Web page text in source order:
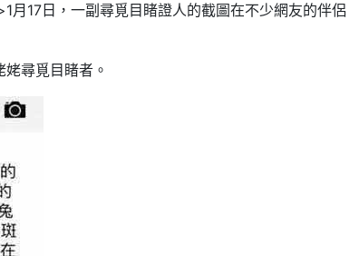
17日，一副尋覓目睹證人的截圖在不少網友的伴侶
尋覓目睹者。